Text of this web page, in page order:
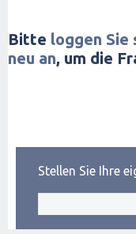
Bitte loggen Sie
neu an, um die
Stellen Sie Ihre